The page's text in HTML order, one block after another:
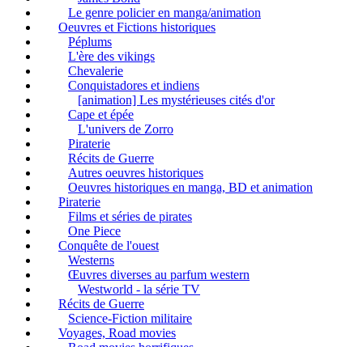
Le genre policier en manga/animation
Oeuvres et Fictions historiques
Péplums
L'ère des vikings
Chevalerie
Conquistadores et indiens
[animation] Les mystérieuses cités d'or
Cape et épée
L'univers de Zorro
Piraterie
Récits de Guerre
Autres oeuvres historiques
Oeuvres historiques en manga, BD et animation
Piraterie
Films et séries de pirates
One Piece
Conquête de l'ouest
Westerns
Œuvres diverses au parfum western
Westworld - la série TV
Récits de Guerre
Science-Fiction militaire
Voyages, Road movies